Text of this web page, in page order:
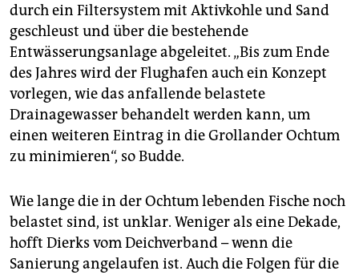
durch ein Filtersystem mit Aktivkohle und Sand
geschleust und über die bestehende
Entwässerungsanlage abgeleitet. „Bis zum Ende
des Jahres wird der Flughafen auch ein Konzept
vorlegen, wie das anfallende belastete
Drainagewasser behandelt werden kann, um
einen weiteren Eintrag in die Grollander Ochtum
zu minimieren“, so Budde.
Wie lange die in der Ochtum lebenden Fische noch
belastet sind, ist unklar. Weniger als eine Dekade,
hofft Dierks vom Deichverband – wenn die
Sanierung angelaufen ist. Auch die Folgen für die